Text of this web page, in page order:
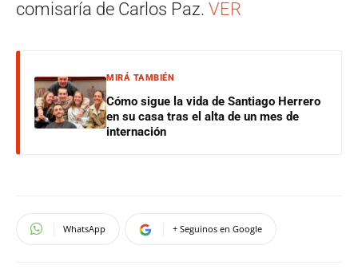
comisaría de Carlos Paz. VER
MIRÁ TAMBIÉN
Cómo sigue la vida de Santiago Herrero
en su casa tras el alta de un mes de
internación
WhatsApp + Seguinos en Google